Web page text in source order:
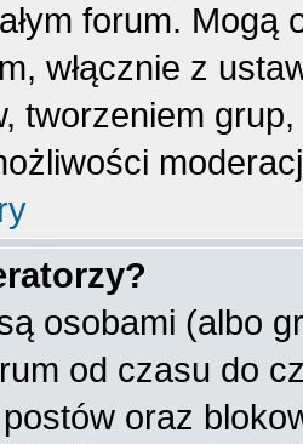
forum.
włącznie z
tworzeniem
osobami (albo
od czasu do
oraz